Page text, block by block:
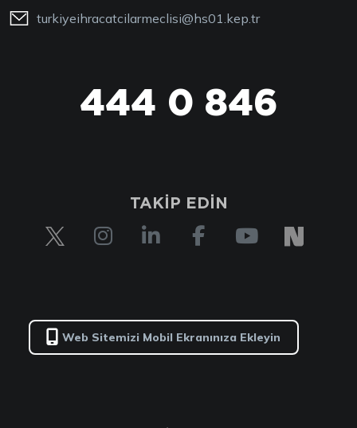
turkiyeihracatcilarmeclisi@hs01.kep.tr
444 0 846
TAKİP EDİN
Web Sitemizi Mobil Ekranınıza Ekleyin